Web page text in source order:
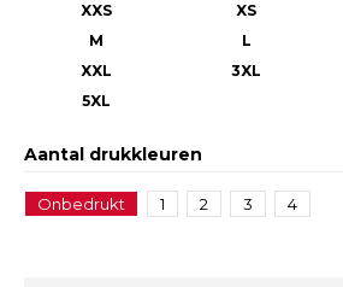
XXS XS
M
L
XXL
3XL
5XL
Aantal drukkleuren
Onbedrukt 1 2 3 4